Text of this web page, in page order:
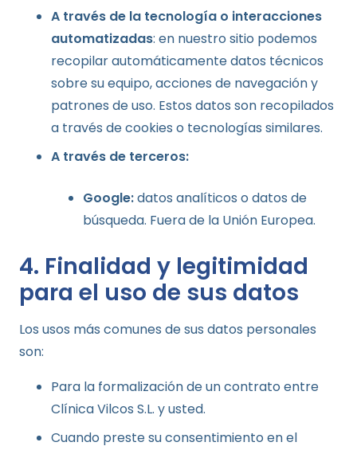
A través de la tecnología o interacciones
automatizadas: en nuestro sitio podemos
recopilar automáticamente datos técnicos
sobre su equipo, acciones de navegación y
patrones de uso. Estos datos son recopilados
a través de cookies o tecnologías similares.
A través de terceros:
Google:datos analíticos o datos de
búsqueda. Fuera de la Unión Europea.
4. Finalidad y legitimidad
para el uso de sus datos
Los usos más comunes de sus datos personales
son:
Para la formalización de un contrato entre
Clínica Vilcos S.L. y usted.
Cuando preste su consentimiento en el